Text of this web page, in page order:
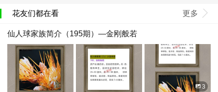
花友们都在看 更多
仙人球家族简介（195期）—金刚般若
3